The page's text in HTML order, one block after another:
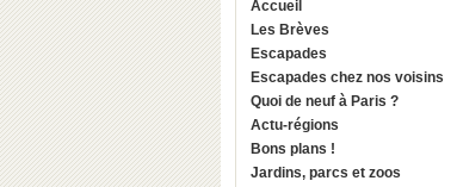
Accueil
Les Brèves
Escapades
Escapades chez nos voisins
Quoi de neuf à Paris ?
Actu-régions
Bons plans !
Jardins, parcs et zoos